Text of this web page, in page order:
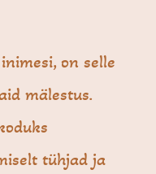
on selle
mälestus.
tühjad ja